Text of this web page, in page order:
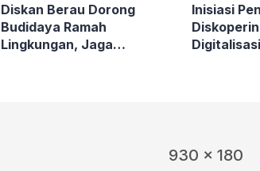
Diskan Berau Dorong
Budidaya Ramah
Lingkungan, Jaga
Inisiasi
930 x 180